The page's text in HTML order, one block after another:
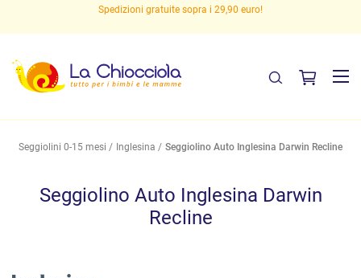
Spedizioni gratuite sopra i 29,90 euro!
Seggiolini 0-15 mesi Inglesina Seggiolino Auto Inglesina Darwin Recline
Seggiolino Auto Inglesina Darwin
Recline